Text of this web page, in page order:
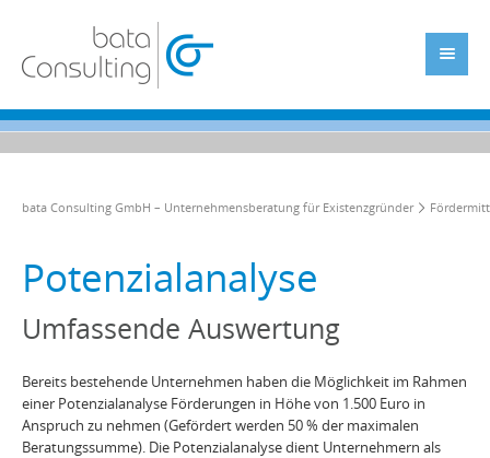
bata Consulting GmbH – Unternehmensberatung für Existenzgründer
Potenzialanalyse
Umfassende Auswertung
Bereits bestehende Unternehmen haben die Möglichkeit im Rahmen
einer Potenzialanalyse Förderungen in Höhe von 1.500 Euro in
Anspruch zu nehmen (Gefördert werden 50 % der maximalen
Beratungssumme). Die Potenzialanalyse dient Unternehmern als